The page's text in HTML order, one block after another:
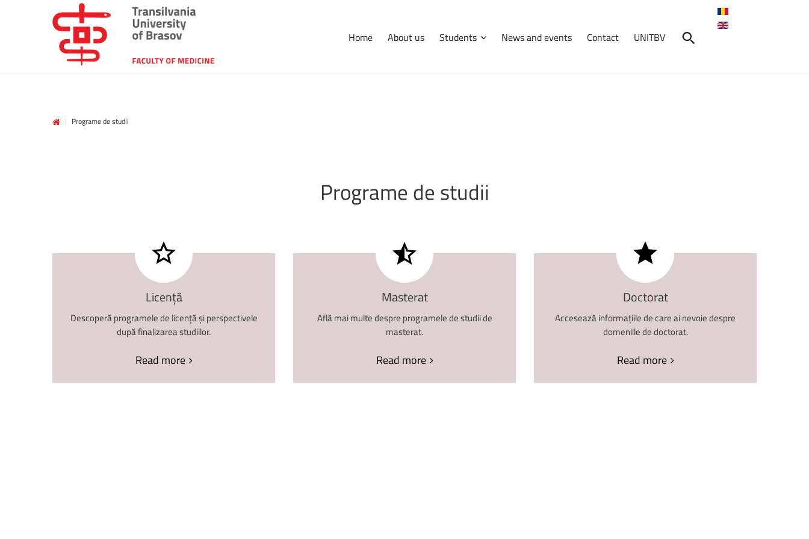
Home About us Students News and events Contact UNITBV
| Programe de studii
Programe de studii
Licență
Descoperă programele de licență și perspectivele
după finalizarea studiilor.
Read more
Masterat
Află mai multe despre programele de studii de
masterat.
Read more
Doctorat
Accesează informațiile de care ai nevoie despre
domeniile de doctorat.
Read more